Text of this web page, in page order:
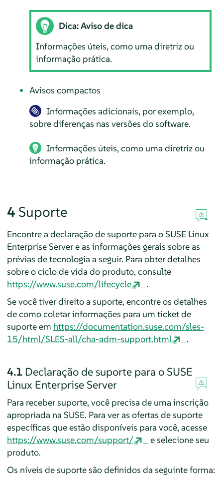
Dica: Aviso de dica
Informações úteis, como uma diretriz ou
informação prática.
Avisos compactos
Informações adicionais, por exemplo,
sobre diferenças nas versões do software.
Informações úteis, como uma diretriz ou
informação prática.
4 Suporte
Encontre a declaração de suporte para o SUSE Linux
Enterprise Servere as informações gerais sobre as
prévias de tecnologia a seguir. Para obter detalhes
sobre o ciclo de vida do produto, consulte
https://www.suse.com/lifecycle
.
Se você tiver direito a suporte, encontre os detalhes
de como coletar informações para um ticket de
suporte em https://documentation.suse.com/sles-
15/html/SLES-all/cha-adm-support.html
.
4.1 Declaração de suporte para o SUSE
Linux Enterprise Server
Para receber suporte, você precisa de uma inscrição
apropriada na SUSE. Para ver as ofertas de suporte
específicas que estão disponíveis para você, acesse
https://www.suse.com/support/
e selecione seu
produto.
Os níveis de suporte são definidos da seguinte forma: